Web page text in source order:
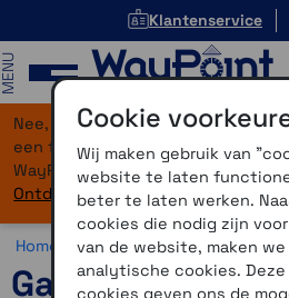
Klantenservice
Nee, je bent niet verdwaald! Onze
een flinke upgrade gekregen.
WayPoint-service, maar dan in
Ontdek hier wat er allemaal nieuw
Home >Accessoires >
Garmin Drive
Cookie
Wij maken gebruik van
website te laten
beter te laten werken.
cookies die nodig zijn
van de website, maken
analytische cookies.
cookies geven ons de